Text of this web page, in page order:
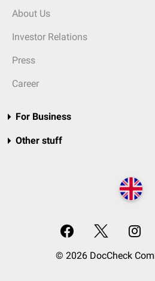
About Us
Investor Relations
Press
Career
For Business
Other stuff
© 2026 DocCheck